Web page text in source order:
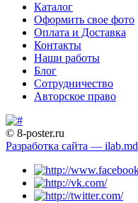
Каталог
Оформить свое фото
Оплата и Доставка
Контакты
Наши работы
Блог
Сотрудничество
Авторское право
© 8-poster.ru
Разработка сайта — ilab.md